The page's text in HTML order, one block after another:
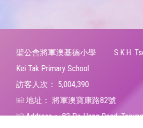
聖公會將軍澳基德小學
S.K.H.
Kei Tak Primary School
訪客人次：
5,004,390
地址：
將軍澳寶康路82號
Address： 82 Po Hong Road,